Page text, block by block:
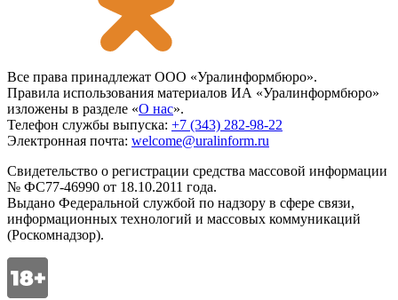
Все права принадлежат ООО «Уралинформбюро».
Правила использования материалов ИА «Уралинформбюро»
изложены в разделе «О нас».
Телефон службы выпуска: +7 (343) 282-98-22
Электронная почта: welcome@uralinform.ru
Свидетельство о регистрации средства массовой информации
№ ФС77-46990 от 18.10.2011 года.
Выдано Федеральной службой по надзору в сфере связи,
информационных технологий и массовых коммуникаций
(Роскомнадзор).